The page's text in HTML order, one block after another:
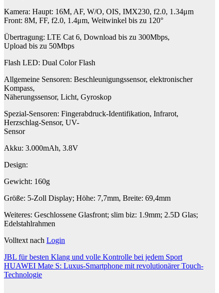
Kamera: Haupt: 16M, AF, W/O, OIS, IMX230, f2.0, 1.34μm
Front: 8M, FF, f2.0, 1.4μm, Weitwinkel bis zu 120°
Übertragung: LTE Cat 6, Download bis zu 300Mbps,
Upload bis zu 50Mbps
Flash LED: Dual Color Flash
Allgemeine Sensoren: Beschleunigungssensor, elektronischer
Kompass,
Näherungssensor, Licht, Gyroskop
Spezial-Sensoren: Fingerabdruck-Identifikation, Infrarot,
Herzschlag-Sensor, UV-
Sensor
Akku: 3.000mAh, 3.8V
Design:
Gewicht: 160g
Größe: 5-Zoll Display; Höhe: 7,7mm, Breite: 69,4mm
Weiteres: Geschlossene Glasfront; slim biz: 1.9mm; 2.5D Glas;
Edelstahlrahmen
Volltext nach Login
Beitragsnavigation
JBL für besten Klang und volle Kontrolle bei jedem Sport
HUAWEI Mate S: Luxus-Smartphone mit revolutionärer Touch-
Technologie